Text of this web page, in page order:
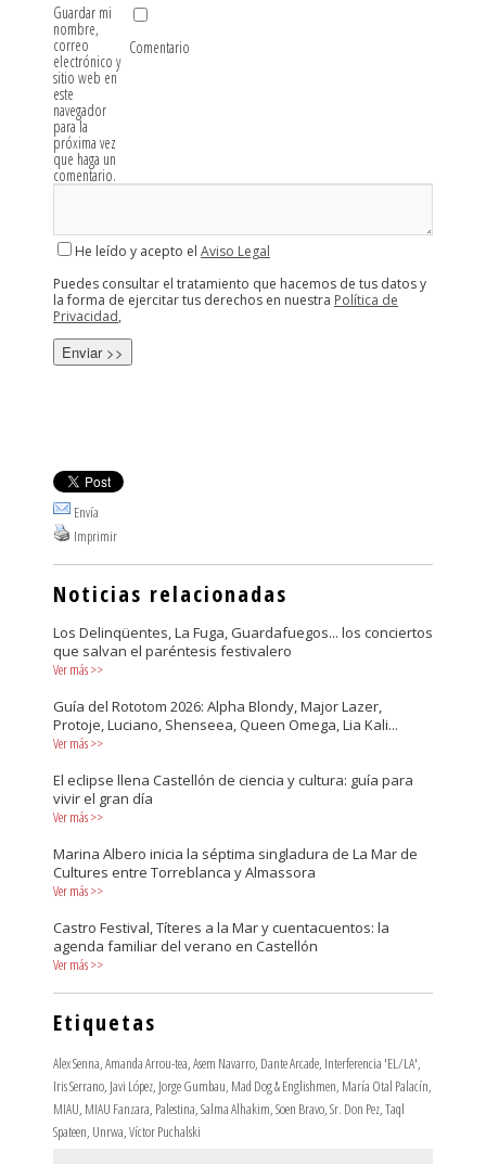
Guardar mi
nombre,
correo
electrónico y
sitio web en
este
navegador
para la
próxima vez
que haga un
comentario.
Comentario
He leído y acepto el Aviso Legal
Puedes consultar el tratamiento que hacemos de tus datos y
la forma de ejercitar tus derechos en nuestra Política de
Privacidad,
Envía
Imprimir
Noticias relacionadas
Los Delinqüentes, La Fuga, Guardafuegos... los conciertos
que salvan el paréntesis festivalero
Ver más>>
Guía del Rototom 2026: Alpha Blondy, Major Lazer,
Protoje, Luciano, Shenseea, Queen Omega, Lia Kali...
Ver más>>
El eclipse llena Castellón de ciencia y cultura: guía para
vivir el gran día
Ver más>>
Marina Albero inicia la séptima singladura de La Mar de
Cultures entre Torreblanca y Almassora
Ver más>>
Castro Festival, Títeres a la Mar y cuentacuentos: la
agenda familiar del verano en Castellón
Ver más>>
Etiquetas
Alex Senna,Amanda Arrou-tea,Asem Navarro, Dante Arcade, Interferencia 'EL/LA',
Iris Serrano, Javi López, Jorge Gumbau, Mad Dog & Englishmen, María Otal Palacín,
MIAU, MIAU Fanzara, Palestina,Salma Alhakim,Soen Bravo,Sr. Don Pez,Taql
Spateen, Unrwa,Víctor Puchalski